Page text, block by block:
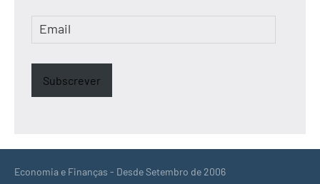
Email
Subscrever
Economia e Finanças - Desde Setembro de 2006